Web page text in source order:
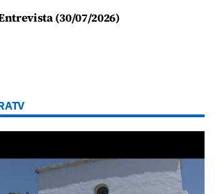
(30/07/2026)